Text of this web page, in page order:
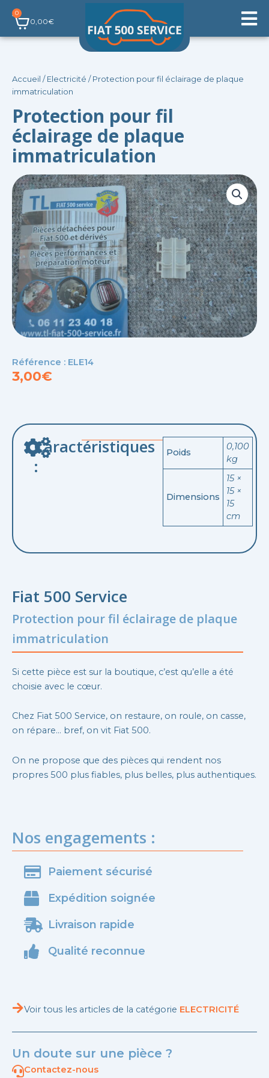
Aller
contenu
0,00€
0
Panier
Accueil /Electricité / Protection pour fil éclairage de plaque
immatriculation
Protection pour fil
éclairage de plaque
immatriculation
Référence : ELE14
3,00€
Caractéristiques
:
Poids
0,100
kg
Dimensions
15 ×
15 ×
15
cm
Fiat 500 Service
Protection pour fil éclairage de plaque
immatriculation
Si cette pièce est sur la boutique, c’est qu’elle a été
choisie avec le cœur.
Chez Fiat 500 Service, on restaure, on roule, on casse,
on répare… bref, on vit Fiat 500.
On ne propose que des pièces qui rendent nos
propres 500 plus fiables, plus belles, plus authentiques.
Nos engagements :
Paiement sécurisé
Expédition soignée
Livraison rapide
Qualité reconnue
Voir tous les articles de la catégorie ELECTRICITÉ
Un doute sur une pièce ?
Contactez-nous